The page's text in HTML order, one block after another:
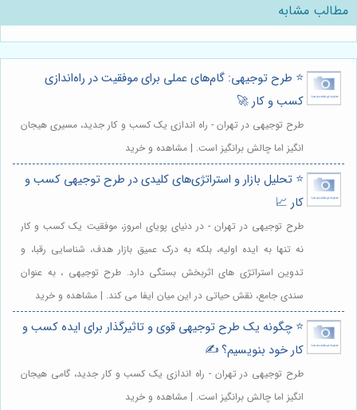
مطالب مشابه
⭐️ طرح توجیهی: گام‌های عملی برای موفقیت در راه‌اندازی
کسب و کار 🚀
طرح توجیهی در تهران - راه اندازی یک کسب و کار جدید، مسیری هیجان
انگیز اما چالش برانگیز است. | مشاهده و خرید
⭐️ تحلیل بازار و استراتژی‌های کلیدی در طرح توجیهی کسب و
کار 📈
طرح توجیهی در تهران - در دنیای پویای امروز، موفقیت یک کسب و کار
نه تنها به ایده اولیه، بلکه به درک عمیق بازار هدف، شناسایی رقبا، و
تدوین استراتژی های اثربخش بستگی دارد. طرح توجیهی ، به عنوان
سندی جامع، نقش حیاتی در این میان ایفا می کند. | مشاهده و خرید
⭐️ چگونه یک طرح توجیهی قوی و تاثیرگذار برای ایده کسب و
کار خود بنویسیم؟ ✍️
طرح توجیهی در تهران - راه اندازی یک کسب و کار جدید، گامی هیجان
انگیز اما چالش برانگیز است. | مشاهده و خرید